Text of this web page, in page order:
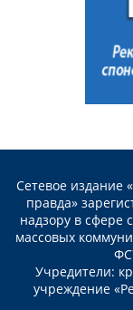
Сетевое издание
правда»
надзору в сфере
массовых
Учредители:
учреждение